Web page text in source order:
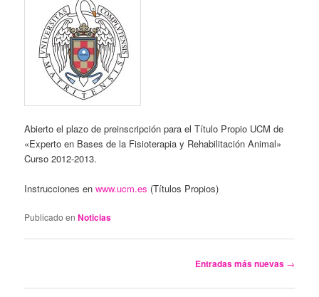
Abierto el plazo de preinscripción para el Título Propio UCM de
«Experto en Bases de la Fisioterapia y Rehabilitación Animal»
Curso 2012-2013.
Instrucciones enwww.ucm.es (Títulos Propios)
Publicado en Noticias
entradas
Entradas más nuevas →